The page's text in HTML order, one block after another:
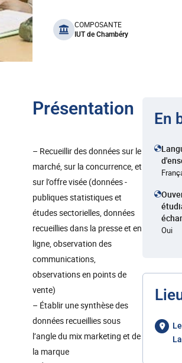
benefits
COMPOSANTE
IUT de Chambéry
Présentation
– Recueillir des données sur le
marché, sur la concurrence, et
sur l’offre visée (données -
publiques statistiques et
études sectorielles, données
recueillies dans la presse et en
ligne, observation des
communications,
observations en points de
vente)
– Établir une synthèse des
données recueillies sous
l’angle du mix marketing et de
la marque
En
Oui